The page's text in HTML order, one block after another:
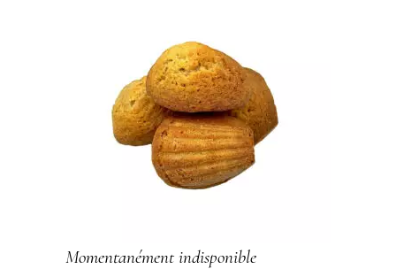
Momentanément indisponible
LIRE LA SUITE